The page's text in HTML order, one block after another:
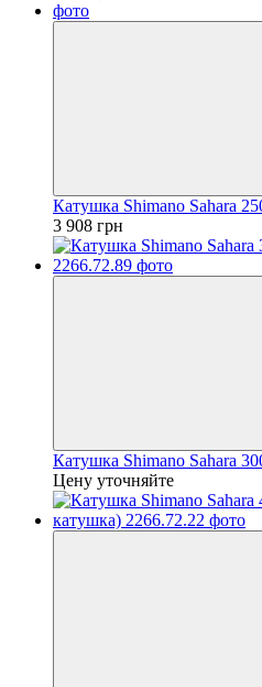
Катушка Shimano Sahara
3 908 грн
Катушка Shimano Sahara
Цену уточняйте